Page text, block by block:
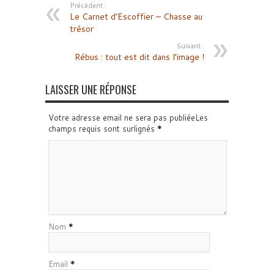
Précédent :
Le Carnet d’Escoffier – Chasse au
trésor
Suivant :
Rébus : tout est dit dans l’image !
LAISSER UNE RÉPONSE
Votre adresse email ne sera pas publiéeLes
champs requis sont surlignés *
Nom *
Email *